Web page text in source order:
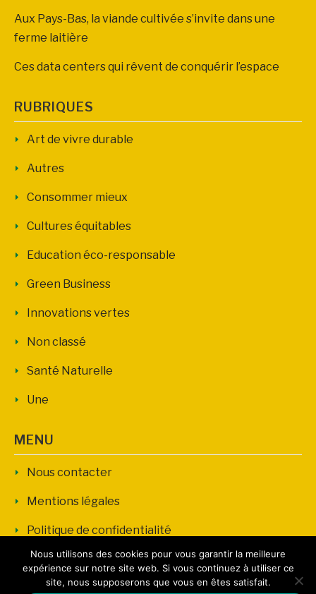
Aux Pays-Bas, la viande cultivée s’invite dans une
ferme laitière
Ces data centers qui rêvent de conquérir l’espace
RUBRIQUES
Art de vivre durable
Autres
Consommer mieux
Cultures équitables
Education éco-responsable
Green Business
Innovations vertes
Non classé
Santé Naturelle
Une
MENU
Nous contacter
Mentions légales
Politique de confidentialité
Nous utilisons des cookies pour vous garantir la meilleure
expérience sur notre site web. Si vous continuez à utiliser ce
site, nous supposerons que vous en êtes satisfait.